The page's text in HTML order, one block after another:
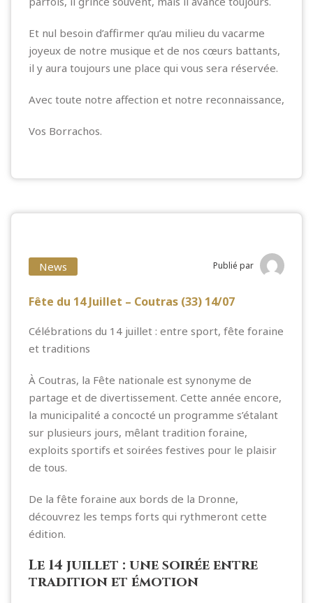
Et nul besoin d’affirmer qu’au milieu du vacarme
joyeux de notre musique et de nos cœurs battants,
il y aura toujours une place qui vous sera réservée.
Avec toute notre affection et notre reconnaissance,
Vos Borrachos.
News Publié par
Fête du 14 Juillet – Coutras (33) 14/07
Célébrations du 14 juillet : entre sport, fête foraine
et traditions
À Coutras, la Fête nationale est synonyme de
partage et de divertissement. Cette année encore,
la municipalité a concocté un programme s’étalant
sur plusieurs jours, mêlant tradition foraine,
exploits sportifs et soirées festives pour le plaisir
de tous.
De la fête foraine aux bords de la Dronne,
découvrez les temps forts qui rythmeront cette
édition.
Le 14 juillet : une soirée entre
tradition et émotion